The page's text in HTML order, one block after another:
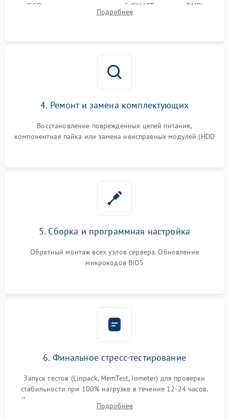
(ECC) и состояния накопителей (SMART, массивы RAID)
специализированными диагностическими утилитами.
Подробнее
4. Ремонт и замена комплектующих
Восстановление поврежденных цепей питания,
компонентная пайка или замена неисправных модулей (HDD
5. Сборка и программная настройка
Обратный монтаж всех узлов сервера. Обновление
микрокодов BIOS
6. Финальное стресс-тестирование
Запуск тестов (Linpack, MemTest, Iometer) для проверки
стабильности при 100% нагрузке в течение 12-24 часов.
Контроль температурных режимов, проверка отсутствия
троттлинга и подготовка сервера к выдаче.
Подробнее